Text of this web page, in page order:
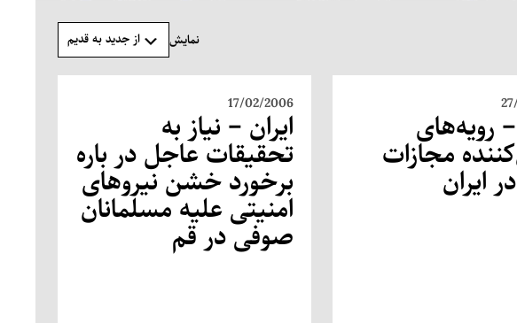
نمایش از جدید به قدیم
– رویه‌های
مجازات
ایران
17/02/2006
ایران – نیاز به
تحقیقات عاجل در باره
برخورد خشن نیروهای
امنیتی علیه مسلمانان
صوفی در قم